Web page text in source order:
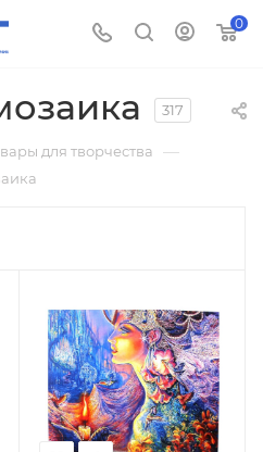
0
317
для творчества —